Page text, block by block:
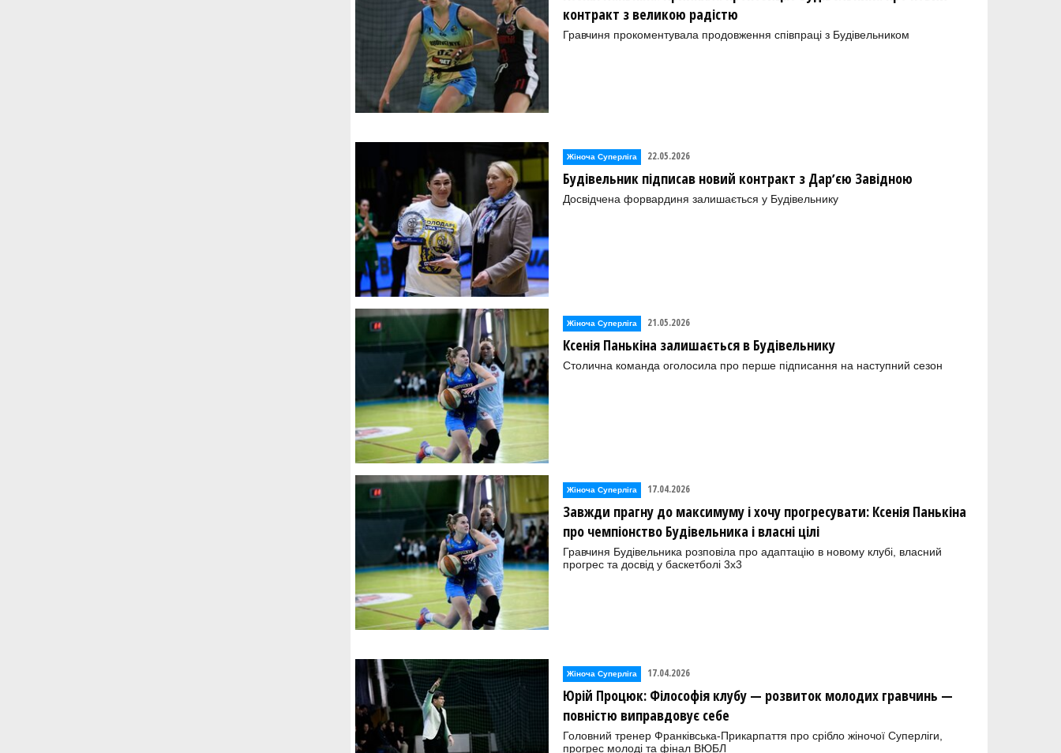
контракт з великою радістю
Гравчиня прокоментувала продовження співпраці з Будівельником
Жіноча Суперліга 22.05.2026
Будівельник підписав новий контракт з Дарʼєю Завідною
Досвідчена форвардиня залишається у Будівельнику
Жіноча Суперліга 21.05.2026
Ксенія Панькіна залишається в Будівельнику
Столична команда оголосила про перше підписання на наступний сезон
Жіноча Суперліга 17.04.2026
Завжди прагну до максимуму і хочу прогресувати: Ксенія Панькіна
про чемпіонство Будівельника і власні цілі
Гравчиня Будівельника розповіла про адаптацію в новому клубі, власний
прогрес та досвід у баскетболі 3х3
Жіноча Суперліга 17.04.2026
Юрій Процюк: Філософія клубу — розвиток молодих гравчинь —
повністю виправдовує себе
Головний тренер Франківська-Прикарпаття про срібло жіночої Суперліги,
прогрес молоді та фінал ВЮБЛ